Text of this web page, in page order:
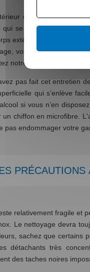
est exposé à des
se créent suite à des
extérieur en inox, il
vous enlèverez
notre article vous
pas fait cet entretien
qui s’enlève
si vous n’en
chiffon en microfibre.
pas endommager votre
PRÉCAUTIONS
relativement fragile et
Le nettoyage devra
sachez que certains
détachants très
des taches noires